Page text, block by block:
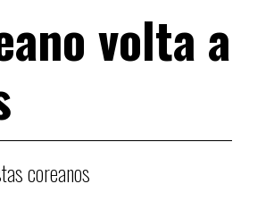
volta a
coreanos